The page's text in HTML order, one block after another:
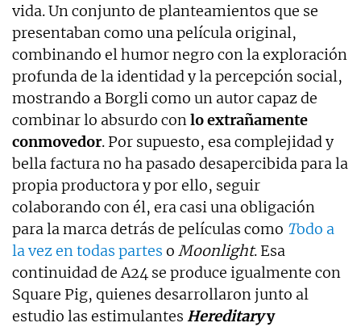
vida. Un conjunto de planteamientos que se
presentaban como una película original,
combinando el humor negro con la exploración
profunda de la identidad y la percepción social,
mostrando a Borgli como un autor capaz de
combinar lo absurdo conlo extrañamente
conmovedor. Por supuesto, esa complejidad y
bella factura no ha pasado desapercibida para la
propia productora y por ello, seguir
colaborando con él, era casi una obligación
para la marca detrás de películas como Todo a
lavez en todas partes o Moonlight. Esa
continuidad de A24 se produce igualmente con
Square Pig, quienes desarrollaron junto al
estudio las estimulantes Hereditaryy